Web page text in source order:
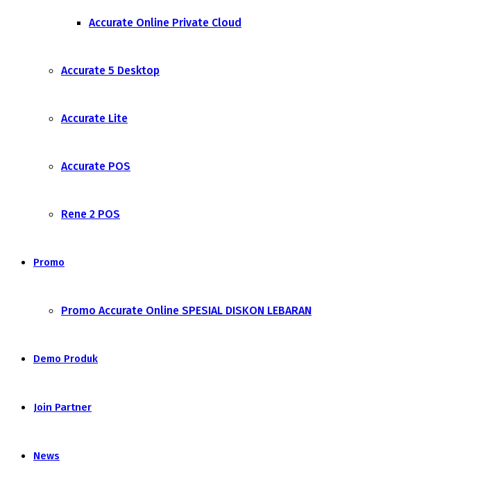
Accurate Online Private Cloud
Accurate 5 Desktop
Accurate Lite
Accurate POS
Rene 2 POS
Promo
Promo Accurate Online SPESIAL DISKON LEBARAN
Demo Produk
Join Partner
News